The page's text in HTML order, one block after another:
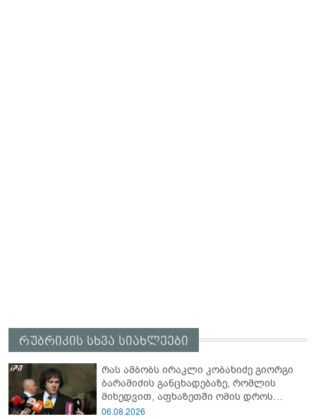
რუბრიკის სხვა სიახლეები
რას ამბობს ირაკლი კობახიძე გიორგი
ბარამიძის განცხადებაზე, რომლის
მიხედვით, აფხაზეთში ომის დროს
„ჩვენებს ტყვეები არ აჰყავდათ"
06.08.2026